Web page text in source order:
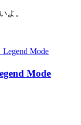
よ。
Mode